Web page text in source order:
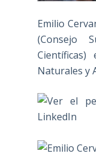
Emilio
(Consejo
Naturales y